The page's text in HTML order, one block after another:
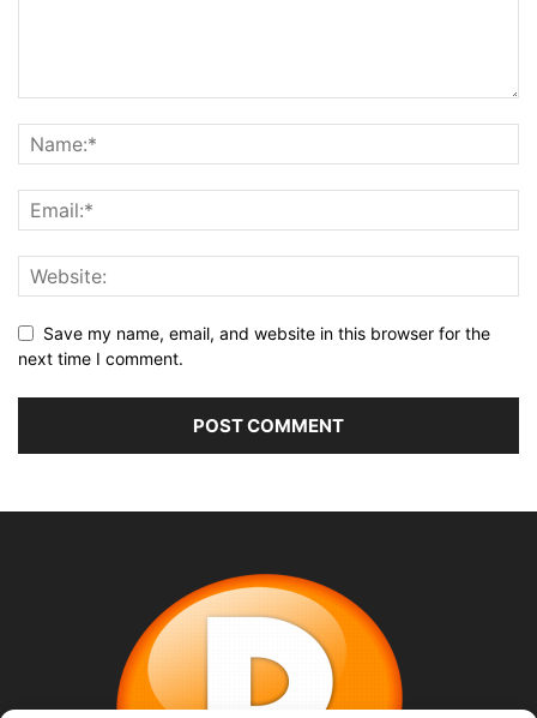
Save my name, email, and website in this browser for the
next time I comment.